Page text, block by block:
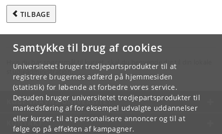
Samtykke til brug af cookies
Universitetet bruger tredjepartsprodukter til at
registrere brugernes adfærd på hjemmesiden
(statistik) for løbende at forbedre vores service.
Desuden bruger universitetet tredjepartsprodukter til
markedsføring af for eksempel udvalgte uddannelser
eller kurser, til at personalisere annoncer og til at
følge op på effekten af kampagner.
TILBAGE
Hvis du har spørgsmål til kurset, skal du henvende dig til din lokale
studieadministration.
KØBENHAVNS UNIVERSITET
KONTAKT